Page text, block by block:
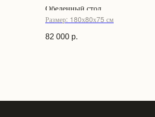
Обеденный стол
Размер: 180х80х75 см
82 000 р.